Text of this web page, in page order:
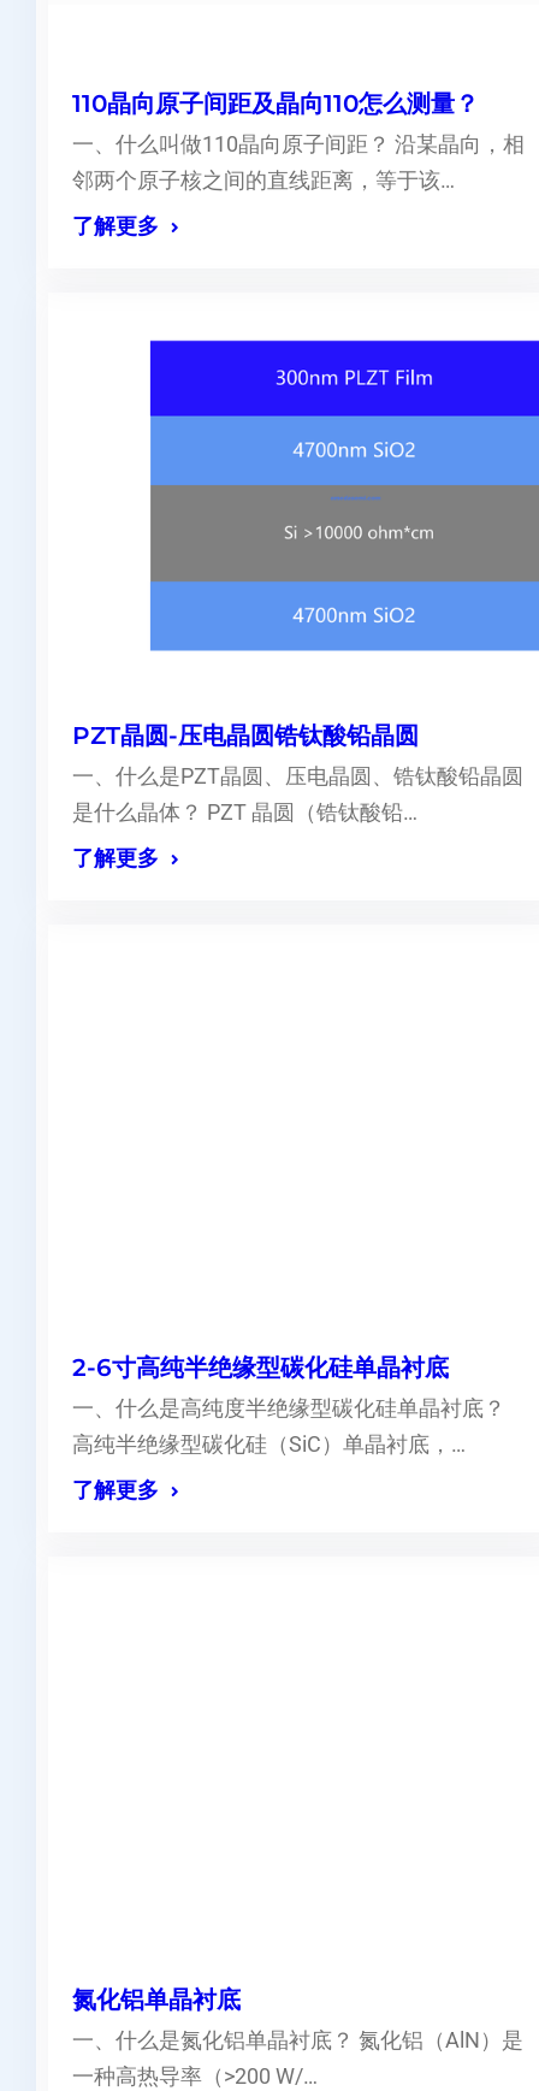
110晶向原子间距及晶向110怎么测量？
一、什么叫做110晶向原子间距？ 沿某晶向，相
邻两个原子核之间的直线距离，等于该…
了解更多
PZT晶圆-压电晶圆锆钛酸铅晶圆
一、什么是PZT晶圆、压电晶圆、锆钛酸铅晶圆
是什么晶体？ PZT 晶圆（锆钛酸铅…
了解更多
2-6寸高纯半绝缘型碳化硅单晶衬底
一、什么是高纯度半绝缘型碳化硅单晶衬底？
高纯半绝缘型碳化硅（SiC）单晶衬底，…
了解更多
氮化铝单晶衬底
一、什么是氮化铝单晶衬底？ 氮化铝（AlN）是
一种高热导率（>200 W/…